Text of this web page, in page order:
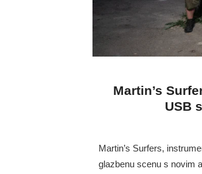
Martin’s
USB
Martin’s Surfers,
glazbenu scenu s novim